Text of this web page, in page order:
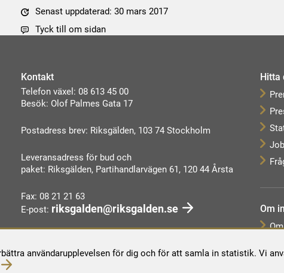
användarupplevelsen för dig och för att samla in statistik. Vi
Senast uppdaterad: 30 mars 2017
Tyck till om sidan
Kontakt
Telefon växel: 08 613 45 00
Besök: Olof Palmes Gata 17
Postadress brev: Riksgälden, 103 74 Stockholm
Leveransadress för bud och
paket: Riksgälden, Partihandlarvägen 61, 120 44 Årsta
Fax: 08 21 21 63
E-post: riksgalden@riksgalden.se
Hitta
Om